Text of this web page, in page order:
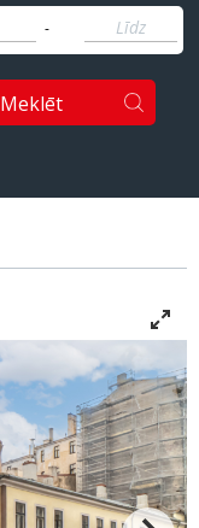
-
Meklēt